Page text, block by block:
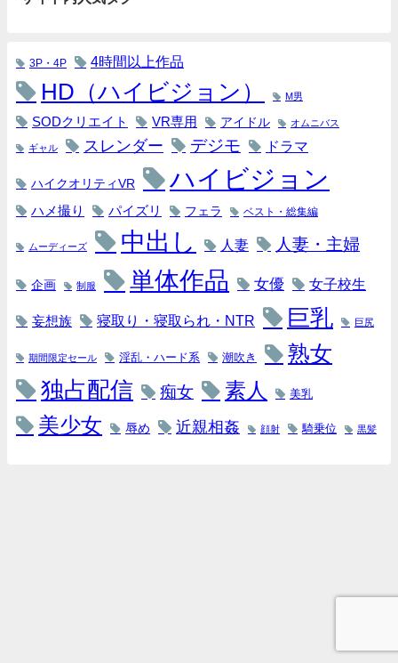
3P・4P 4時間以上作品
HD（ハイビジョン） M男
SODクリエイト VR専用 アイドル オムニバス
ギャル スレンダー デジモ ドラマ
ハイクオリティVR ハイビジョン
ハメ撮り パイズリ フェラ ベスト・総集編
ムーディーズ 中出し 人妻 人妻・主婦
企画 制服 単体作品 女優 女子校生
妄想族 寝取り・寝取られ・NTR 巨乳 巨尻
期間限定セール 淫乱・ハード系 潮吹き 熟女
独占配信 痴女 素人 美乳
美少女 辱め 近親相姦 顔射 騎乗位 黒髪